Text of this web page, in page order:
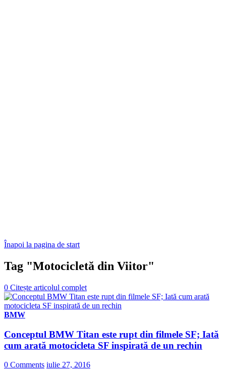
Înapoi la pagina de start
Tag "Motocicletă din Viitor"
0 Citește articolul complet
BMW
Conceptul BMW Titan este rupt din filmele SF; Iată
cum arată motocicleta SF inspirată de un rechin
0 Comments iulie 27, 2016